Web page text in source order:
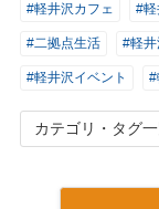
#軽井沢カフェ #軽
#二拠点生活 #軽
#軽井沢イベント #
カテゴリ・タグ